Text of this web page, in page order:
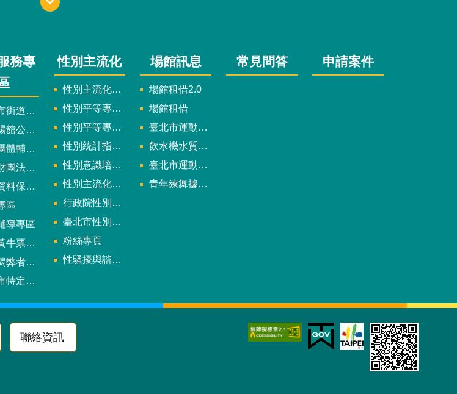
務專
戲申請專區
立輔導專區
導訪視
益信託專區
護專區
區
導專區
票專區
護法專區
照參考名單申請認可計畫
性別主流化
性別主流化實施計畫暨細部計畫
性別平等專案小組委員名單
性別平等專案小組會議紀錄
性別統計指標及項目
性別意識培力、統計分析案、影響評估案
性別主流化年度成果報告
行政院性別平等會
臺北市性別平等辦公室
粉絲專頁
性騷擾與諮詢專區
場館訊息
場館租借2.0
場館租借
臺北市運動中心
飲水機水質檢驗報告
臺北市運動中心預約系統
青年練舞據點地圖
常見問答 申請案件
聯絡資訊